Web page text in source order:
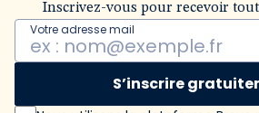
Inscrivez-vous pour recevoir
Votre adresse mail
S’inscrire